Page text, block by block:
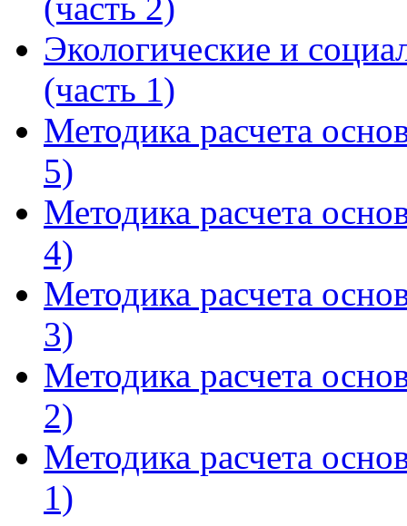
Экологические и
(часть 1)
Методика расчета
5)
Методика расчета
4)
Методика расчета
3)
Методика расчета
2)
Методика расчета
1)